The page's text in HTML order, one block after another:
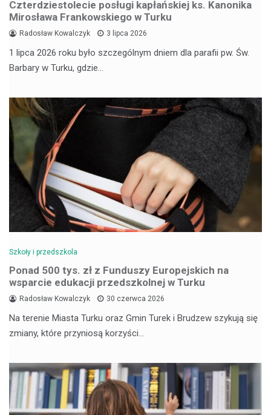
Czterdziestolecie posługi kapłańskiej ks. Kanonika
Mirosława Frankowskiego w Turku
Radosław Kowalczyk 3 lipca 2026
1 lipca 2026 roku było szczególnym dniem dla parafii pw. Św.
Barbary w Turku, gdzie…
Szkoły i przedszkola
Ponad 500 tys. zł z Funduszy Europejskich na
wsparcie edukacji przedszkolnej w Turku
Radosław Kowalczyk 30 czerwca 2026
Na terenie Miasta Turku oraz Gmin Turek i Brudzew szykują się
zmiany, które przyniosą korzyści…